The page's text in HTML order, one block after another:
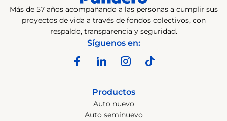
Más de 57 años acompañando a las personas a cumplir sus
proyectos de vida a través de fondos colectivos, con
respaldo, transparencia y seguridad.
Síguenos en:
Productos
Auto nuevo
Auto seminuevo